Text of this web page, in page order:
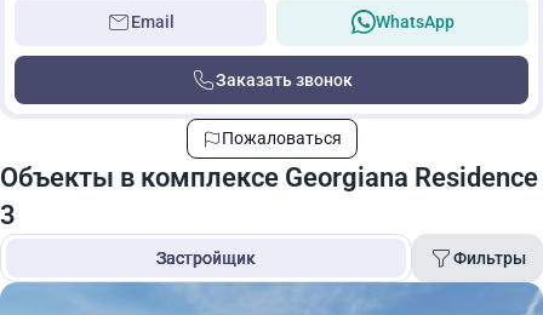
Email WhatsApp
Заказать звонок
Пожаловаться
Объекты в комплексе Georgiana Residence
3
Застройщик Фильтры